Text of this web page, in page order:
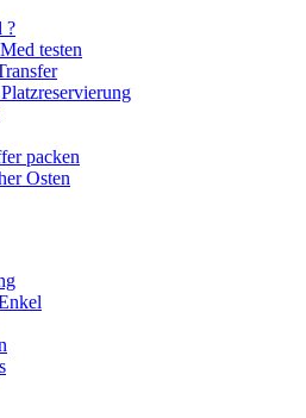
?
testen
packen
Osten